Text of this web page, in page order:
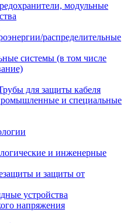
модульные
распределительные
системы (в том числе
для защиты кабеля
и специальные
и инженерные
и защиты от
устройства
напряжения